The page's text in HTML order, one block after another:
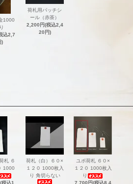
1000
込2,7
)
荷札用パッチシ
ール（赤茶）
2,200円(税込2,4
20円)
札 ６
1000
込1
荷札（白）６０×
１２０ 1000枚入
り 角切らない
ユポ荷札 ６０×
１２０ 1000枚入
り
7,700円(税込8,4